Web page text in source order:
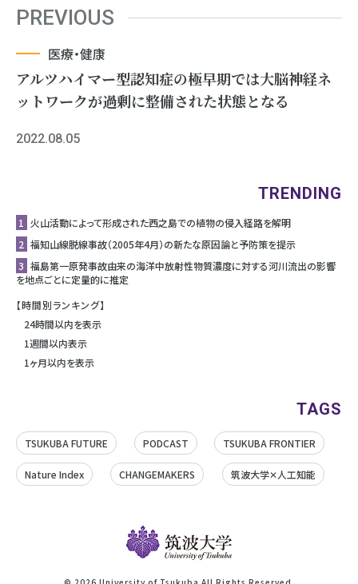
PREVIOUS
医療・健康
アルツハイマー型認知症の極早期では大脳神経ネ
ットワークが過剰に整備された状態となる
2022.08.05
TRENDING
1 ⽕⼭活動によって形成された⻄之島での植物の侵⼊経路を解明
2 福知山線脱線事故（2005年4月）の新たな原因論と予防策を提示
3 福島第一原発事故由来の海洋中放射性物質濃度に対する河川流出の影響
を地点ごとに定量的に推定
【時間別ランキング】
24時間以内を表示
1週間以内表示
1ヶ月以内を表示
TAGS
TSUKUBA FUTURE PODCAST TSUKUBA FRONTIER
Nature Index CHANGEMAKERS 筑波大学✕人工知能